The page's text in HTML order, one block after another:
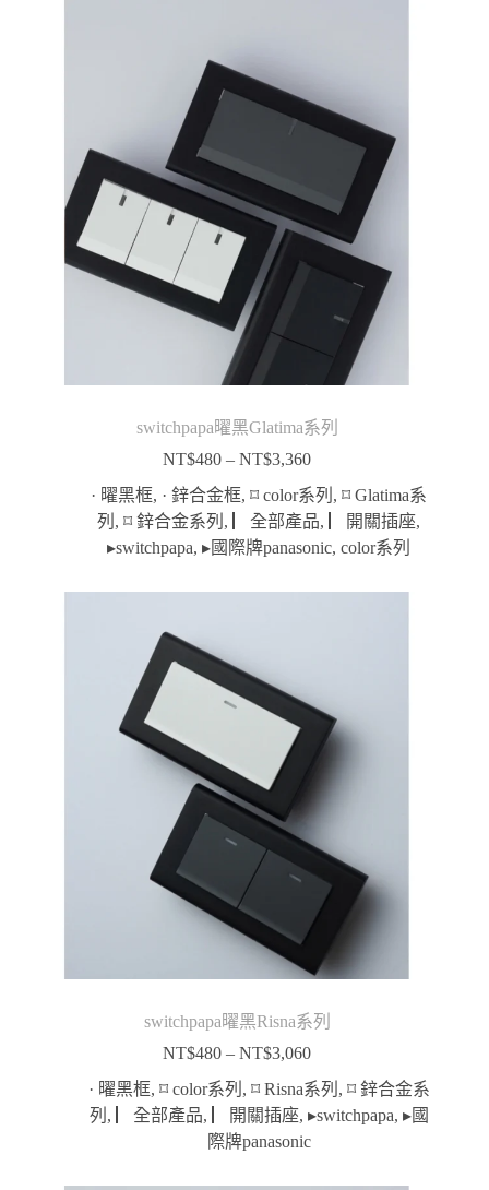
switchpapa曜黑Glatima系列
NT$480 – NT$3,360價
格
範
圍：
到
· 曜黑框, · 鋅合金框,⌑ color系列 ,⌑ Glatima系
列 ,⌑ 鋅合金系列 , ▏全部產品, ▏開關插座,
▸switchpapa,▸國際牌panasonic,color系列
switchpapa曜黑Risna系列
NT$480 – NT$3,060價
格
範
圍：
到
· 曜黑框, ⌑ color系列 , ⌑ Risna系列 , ⌑ 鋅合金系
列 , ▏全部產品, ▏開關插座, ▸switchpapa, ▸國
際牌panasonic